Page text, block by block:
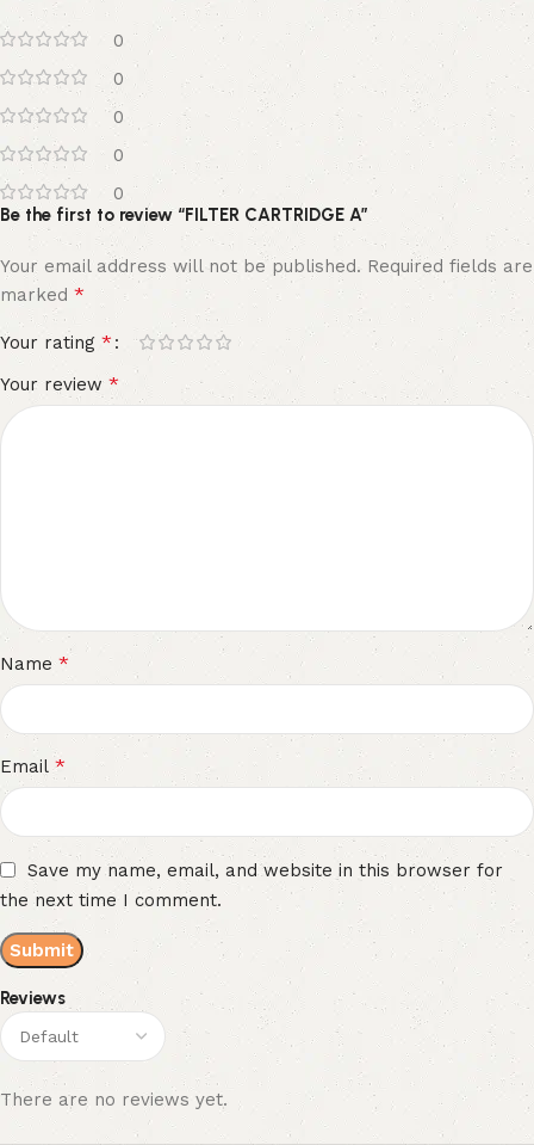
0
0
0
0
0
Reviews
There are no reviews yet.
Be the first to review “FILTER CARTRIDGE A”
Your email address will not be published. Required fields are
marked *
Your rating *
Your review *
Name *
Email*
Save my name, email, and website in this browser for
the next time I comment.